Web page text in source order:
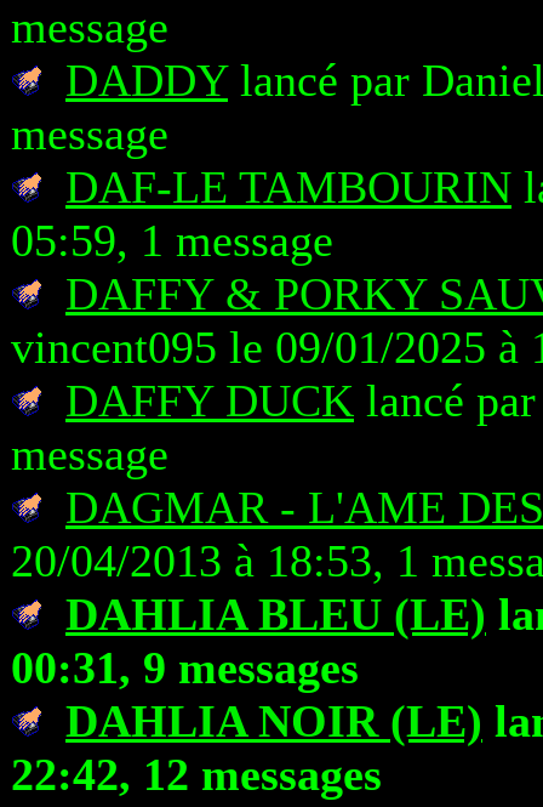
message
DADDYlancé par
message
DAF-LE TAMBOURIN
05:59, 1 message
DAFFY & PORKY
vincent095 le 09/01/2025 à
DAFFY DUCK lancé
message
DAGMAR - L'AME
20/04/2013 à 18:53, 1
DAHLIA BLEU (LE)
00:31, 9 messages
DAHLIA NOIR (LE)
22:42, 12 messages